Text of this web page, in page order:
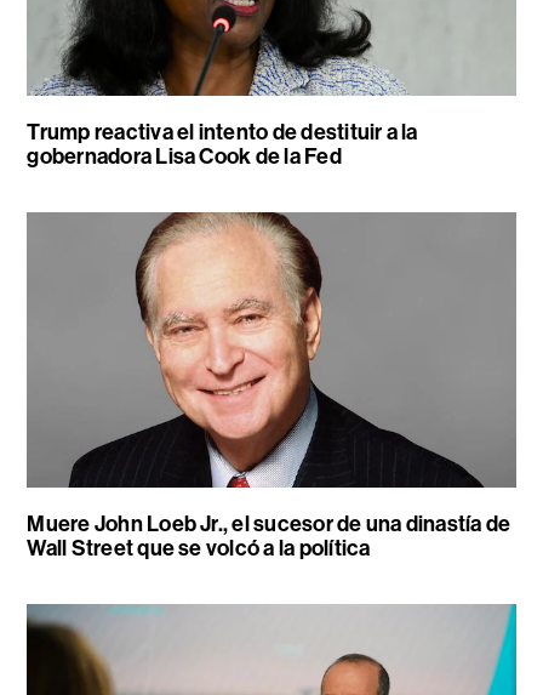
Trump reactiva el intento de destituir a la
gobernadora Lisa Cook de la Fed
Muere John Loeb Jr., el sucesor de una dinastía de
Wall Street que se volcó a la política